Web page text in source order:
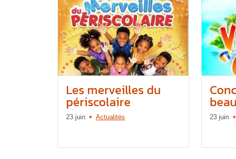
Les merveilles du
périscolaire
23 juin Actualités 23 juin